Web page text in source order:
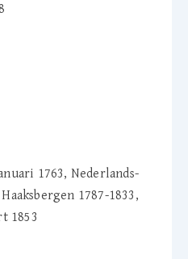
1763, Nederlands-
1787-1833,
1853